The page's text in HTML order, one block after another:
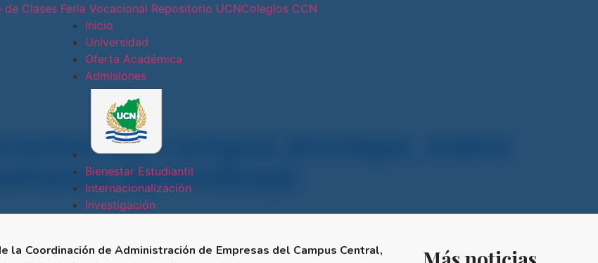
de Clases Feria Vocacional Repositorio UCNColegios CCN
Inicio
Universidad
Sede Doral
Oferta Académica
Admisiones
Bienestar Estudiantil
Internacionalización
Investigación
del Campus Jinotepe, sobre
Aprendizaje.
la Coordinación de Administración de Empresas del Campus Central,